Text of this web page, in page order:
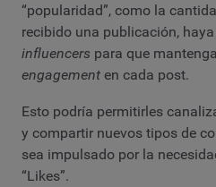
“popularidad”, como la
recibido una publicación,
influencers para que
engagement en cada post.
Esto podría permitirles
y compartir nuevos tipos de
sea impulsado por la
“Likes”.